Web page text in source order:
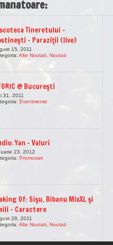
Tineretului –
– Paraziţii (live)
15, 2011
Alte Noutati Noutati
@ Bucureşti
31, 2011
Evenimente
Yan – Valuri
23, 2012
Promovari
Of: Sişu, Bibanu MixXL şi
– Caractere
28, 2011
Alte Noutati Noutati